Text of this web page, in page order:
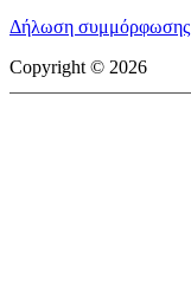
Δήλωση
Copyright © 2026